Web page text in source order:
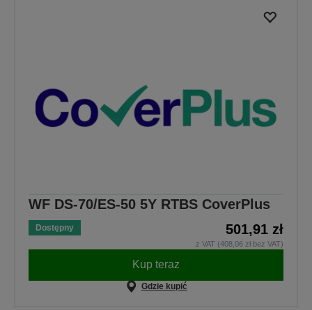
WF DS-70/ES-50 5Y RTBS CoverPlus
Dostępny 501,91 zł
z VAT (408,06 zł bez VAT)
Kup teraz
Gdzie kupić